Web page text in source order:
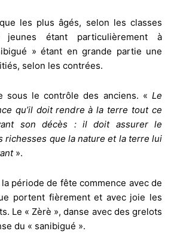
les plus âgés, selon les classes
jeunes étant particulièrement à
» étant en grande partie une
selon les contrées.
sous le contrôle des anciens. « Le
qu’il doit rendre à la terre tout ce
son décès : il doit assurer le
richesses que la nature et la terre lui
».
période de fête commence avec de
portent fièrement et avec joie les
Le « Zèrè », danse avec des grelots
du « sanibigué ».